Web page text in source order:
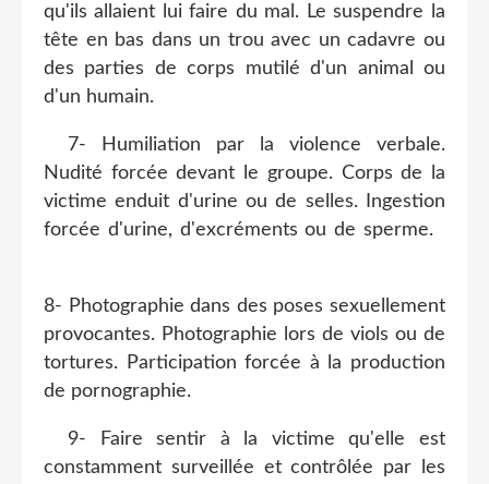
qu'ils allaient lui faire du mal. Le suspendre la
tête en bas dans un trou avec un cadavre ou
des parties de corps mutilé d'un animal ou
d'un humain.
7- Humiliation par la violence verbale.
Nudité forcée devant le groupe. Corps de la
victime enduit d'urine ou de selles. Ingestion
forcée d'urine, d'excréments ou de sperme.
8- Photographie dans des poses sexuellement
provocantes. Photographie lors de viols ou de
tortures. Participation forcée à la production
de pornographie.
9- Faire sentir à la victime qu'elle est
constamment surveillée et contrôlée par les